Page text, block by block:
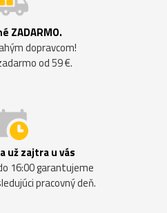
ZADARMO.
dopravcom!
od 59 €.
už zajtra u vás
16:00 garantujeme
pracovný deň.